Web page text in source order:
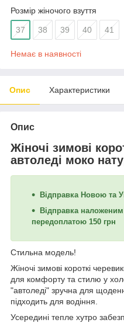
Розмір жіночого взуття
37 38 39 40 41
Немає в наявності
Опис Характеристики
Опис
Жіночі зимові
автоледі моко
Відправка Новою та
Відправка
передоплатою 150 грн
Стильна модель!
Жіночі зимові короткі
для комфорту та стилю у
"автоледі" зручна для
підходить для водіння.
Усередині тепле хутро